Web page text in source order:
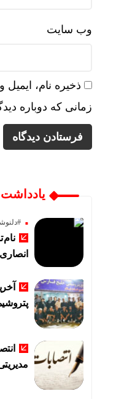
وب‌ سایت
ذخیره نام،
زمانی که دوباره
نام